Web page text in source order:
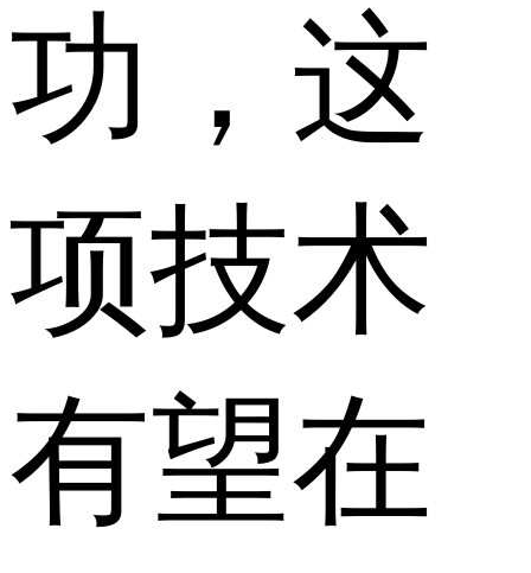
功，这
项技术
有望在